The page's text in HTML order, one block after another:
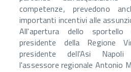
competenze, prevedono
importanti incentivi alle
All'apertura dello
presidente della Regione
presidente dell'Asi Napoli
l'assessore regionale Antonio